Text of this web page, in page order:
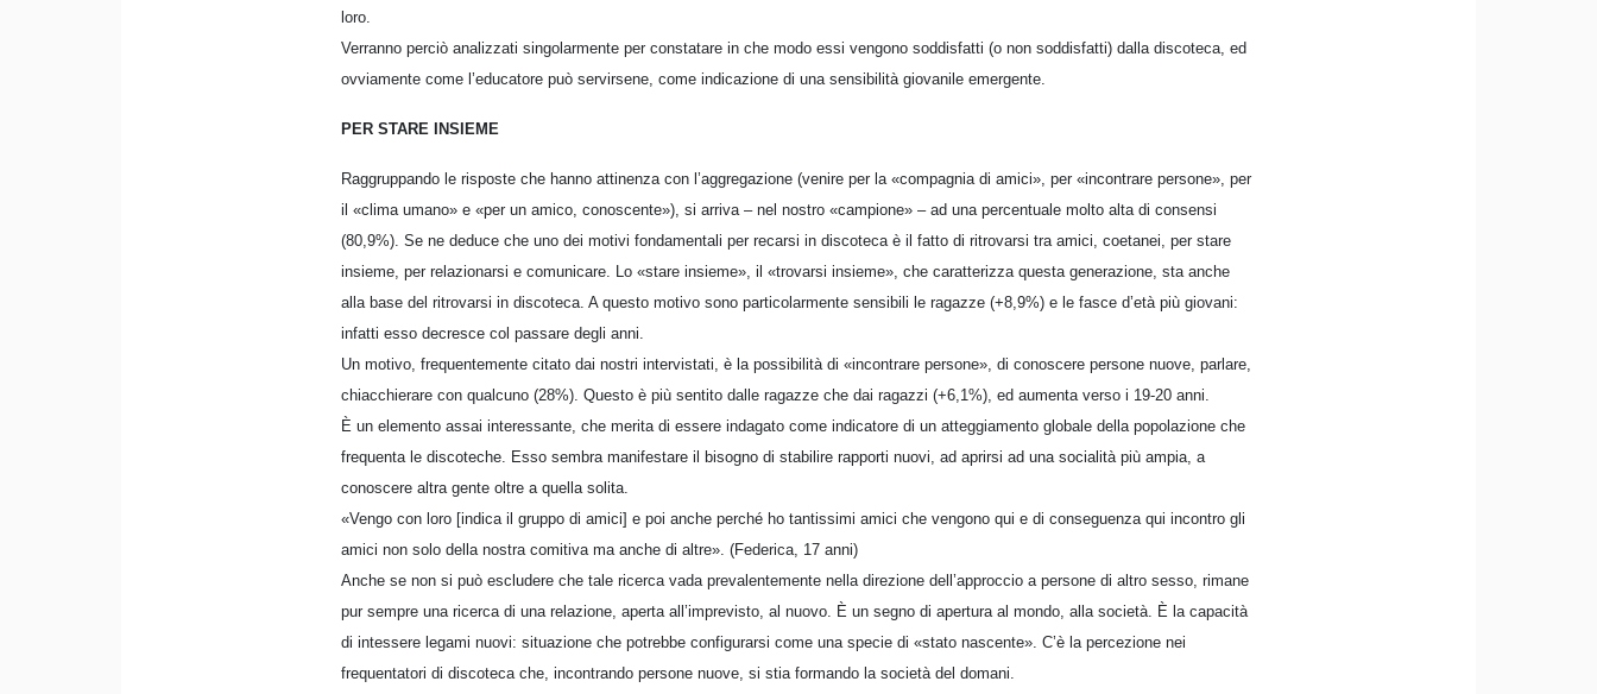
loro.
Verranno perciò analizzati singolarmente per constatare in che modo essi vengono soddisfatti (o non soddisfatti) dalla discoteca, ed
ovviamente come l’educatore può servirsene, come indicazione di una sensibilità giovanile emergente.
PER STARE INSIEME
Raggruppando le risposte che hanno attinenza con l’aggregazione (venire per la «compagnia di amici», per «incontrare persone», per
il «clima umano» e «per un amico, conoscente»), si arriva – nel nostro «campione» – ad una percentuale molto alta di consensi
(80,9%). Se ne deduce che uno dei motivi fondamentali per recarsi in discoteca è il fatto di ritrovarsi tra amici, coetanei, per stare
insieme, per relazionarsi e comunicare. Lo «stare insieme», il «trovarsi insieme», che caratterizza questa generazione, sta anche
alla base del ritrovarsi in discoteca. A questo motivo sono particolarmente sensibili le ragazze (+8,9%) e le fasce d’età più giovani:
infatti esso decresce col passare degli anni.
Un motivo, frequentemente citato dai nostri intervistati, è la possibilità di «incontrare persone», di conoscere persone nuove, parlare,
chiacchierare con qualcuno (28%). Questo è più sentito dalle ragazze che dai ragazzi (+6,1%), ed aumenta verso i 19-20 anni.
È un elemento assai interessante, che merita di essere indagato come indicatore di un atteggiamento globale della popolazione che
frequenta le discoteche. Esso sembra manifestare il bisogno di stabilire rapporti nuovi, ad aprirsi ad una socialità più ampia, a
conoscere altra gente oltre a quella solita.
«Vengo con loro [indica il gruppo di amici] e poi anche perché ho tantissimi amici che vengono qui e di conseguenza qui incontro gli
amici non solo della nostra comitiva ma anche di altre». (Federica, 17 anni)
Anche se non si può escludere che tale ricerca vada prevalentemente nella direzione dell’approccio a persone di altro sesso, rimane
pur sempre una ricerca di una relazione, aperta all’imprevisto, al nuovo. È un segno di apertura al mondo, alla società. È la capacità
di intessere legami nuovi: situazione che potrebbe configurarsi come una specie di «stato nascente». C’è la percezione nei
frequentatori di discoteca che, incontrando persone nuove, si stia formando la società del domani.